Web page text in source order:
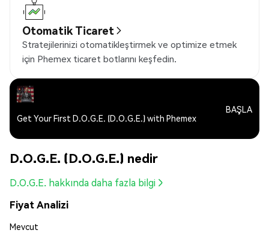
Otomatik Ticaret
Stratejilerinizi otomatikleştirmek ve optimize etmek
için Phemex ticaret botlarını keşfedin.
Get Your First D.O.G.E. (D.O.G.E.) with Phemex
BAŞLA
D.O.G.E. (D.O.G.E.) nedir
D.O.G.E. hakkında daha fazla bilgi
Fiyat Analizi
Mevcut